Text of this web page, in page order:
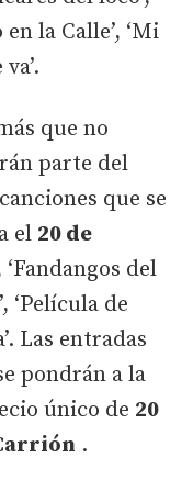
en la Calle’, ‘Mi
que no
parte del
que se
el 20 de
‘Fandangos del
‘Película de
Las entradas
pondrán a la
único de 20
.